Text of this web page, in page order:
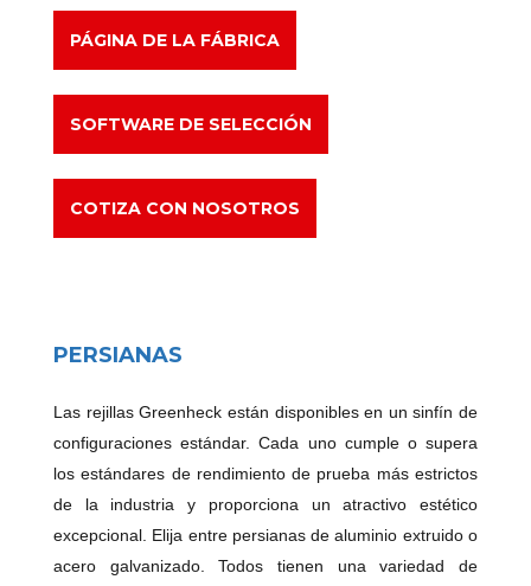
PÁGINA DE LA FÁBRICA
SOFTWARE DE SELECCIÓN
COTIZA CON NOSOTROS
PERSIANAS
Las rejillas Greenheck están disponibles en un sinfín de
configuraciones estándar. Cada uno cumple o supera
los estándares de rendimiento de prueba más estrictos
de la industria y proporciona un atractivo estético
excepcional. Elija entre persianas de aluminio extruido o
acero galvanizado. Todos tienen una variedad de